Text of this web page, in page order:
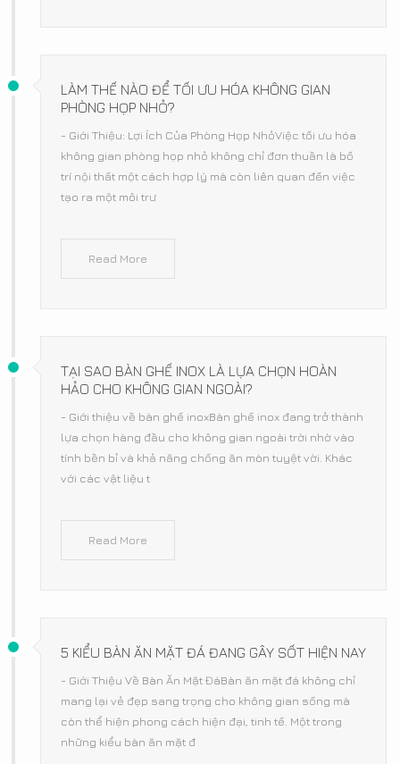
LÀM THẾ NÀO ĐỂ TỐI ƯU HÓA KHÔNG GIAN
PHÒNG HỌP NHỎ?
- Giới Thiệu: Lợi Ích Của Phòng Họp NhỏViệc tối ưu hóa
không gian phòng họp nhỏ không chỉ đơn thuần là bố
trí nội thất một cách hợp lý mà còn liên quan đến việc
tạo ra một môi trư
Read More
TẠI SAO BÀN GHẾ INOX LÀ LỰA CHỌN HOÀN
HẢO CHO KHÔNG GIAN NGOÀI?
- Giới thiệu về bàn ghế inoxBàn ghế inox đang trở thành
lựa chọn hàng đầu cho không gian ngoài trời nhờ vào
tính bền bỉ và khả năng chống ăn mòn tuyệt vời. Khác
với các vật liệu t
Read More
5 KIỂU BÀN ĂN MẶT ĐÁ ĐANG GÂY SỐT HIỆN NAY
- Giới Thiệu Về Bàn Ăn Mặt ĐáBàn ăn mặt đá không chỉ
mang lại vẻ đẹp sang trọng cho không gian sống mà
còn thể hiện phong cách hiện đại, tinh tế. Một trong
những kiểu bàn ăn mặt đ